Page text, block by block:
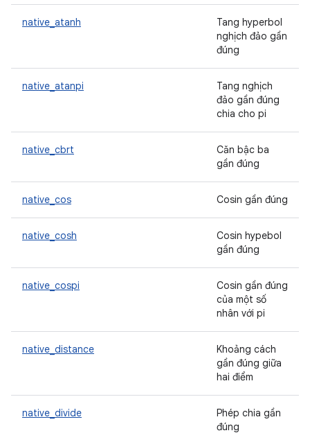
native_atanh
Tang hyperbol
nghịch đảo gần
đúng
native_atanpi
Tang nghịch
đảo gần đúng
chia cho pi
native_cbrt
Căn bậc ba
gần đúng
native_cos Cosin gần đúng
native_cosh
Cosin hypebol
gần đúng
native_cospi
Cosin gần đúng
của một số
nhân với pi
native_distance
Khoảng cách
gần đúng giữa
hai điểm
native_divide
Phép chia gần
đúng